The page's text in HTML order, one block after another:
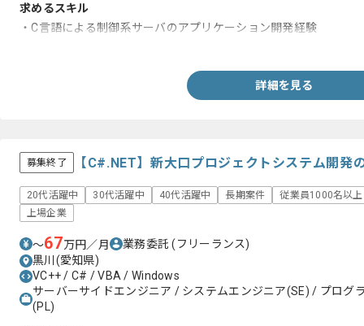
求めるスキル
・C言語による制御系サーバのアプリケーション開発経験
詳細を見る
募集終了 【C#.NET】新大口プロジェクトシステム開発
20代活躍中 30代活躍中 40代活躍中 長期案件
従業員1000名以
上場企業
〜67万円／月 業務委託(フリーランス)
黒川(愛知県)
VC++ / C# / VBA / Windows
サーバーサイドエンジニア / システムエンジニア(SE) / プログ
(PL)